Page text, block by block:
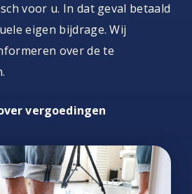
voor u. In dat geval betaald
eigen bijdrage. Wij
over de te
vergoedingen